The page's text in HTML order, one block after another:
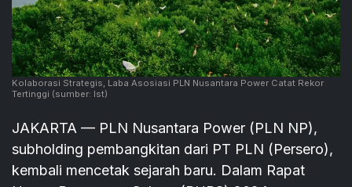
Kolaborasi Strategis, Laba Asosiasi PLN Nusantara Power Catat Rekor
Tertinggi (sumber: Ist)
JAKARTA — PLN Nusantara Power (PLN NP),
subholding pembangkitan dari PT PLN (Persero),
kembali mencetak sejarah baru. Dalam Rapat